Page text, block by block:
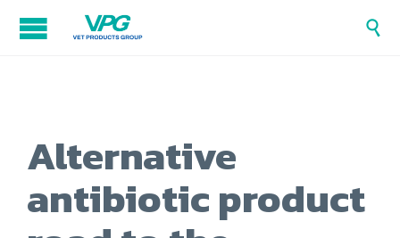

Alternative
antibiotic product